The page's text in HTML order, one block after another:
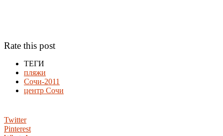
Rate this post
ТЕГИ
пляжи
Сочи-2011
центр Сочи
Twitter
Pinterest